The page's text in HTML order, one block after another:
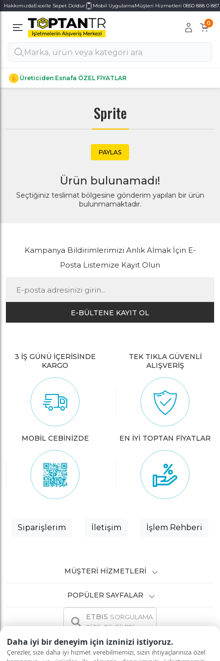
Daha iyi bir deneyim için izninizi istiyoruz.
Çerezler, size daha iyi hizmet verebilmemizi, sizin ihtiyaçlarınıza özel
HakkımızdaExcelle Sepet Doldur Mobil UygulamaMüşteri Hizmetleri 0850 888 0 887
0
Üreticiden Esnafa ÖZEL FİYATLAR
Alt Kategoriler
Alt Kategoriler
Sprite
PAYLAS
Ürün bulunamadı!
Seçtiğiniz teslimat bölgesine gönderim yapılan bir ürün
bulunmamaktadır.
Kampanya Bildirimlerimizi Anlık Almak İçin E-
Posta Listemize Kayıt Olun
E-BÜLTENE KAYIT OL
3 İŞ GÜNÜ İÇERİSİNDE
KARGO
TEK TIKLA GÜVENLİ
ALIŞVERİŞ
MOBİL CEBİNİZDE EN İYİ TOPTAN FİYATLAR
Siparişlerim İletişim İşlem Rehberi
MÜŞTERI HIZMETLERI
POPÜLER SAYFALAR
ETBIS SORGULAMA
SİCİL BİLGİLERİ